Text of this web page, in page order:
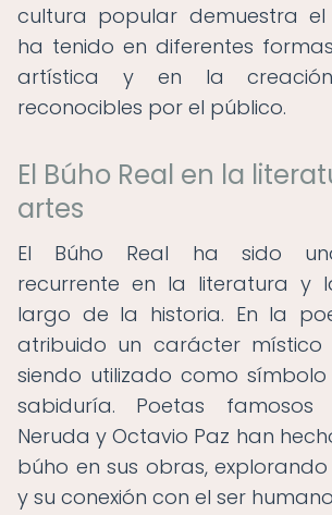
cultura popular demuestra
ha tenido en diferentes
artística y en la
reconocibles por el público.
El Búho Real en la
artes
El Búho Real ha sido
recurrente en la literatura y
largo de la historia. En la
atribuido un carácter místico
siendo utilizado como
sabiduría. Poetas
Neruda y Octavio Paz han
búho en sus obras,
y su conexión con el ser